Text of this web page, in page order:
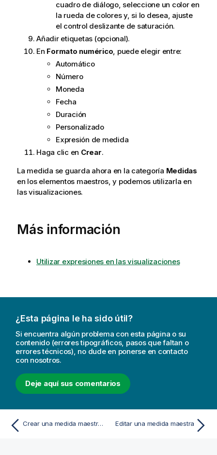
cuadro de diálogo, seleccione un color en
la rueda de colores y, si lo desea, ajuste
el control deslizante de saturación.
Añadir etiquetas (opcional).
En Formato numérico, puede elegir entre:
Automático
Número
Moneda
Fecha
Duración
Personalizado
Expresión de medida
Haga clic en Crear.
La medida se guarda ahora en la categoría Medidas
en los elementos maestros, y podemos utilizarla en
las visualizaciones.
Más información
Utilizar expresiones en las visualizaciones
¿Esta página le ha sido útil?
Si encuentra algún problema con esta página o su
contenido (errores tipográficos, pasos que faltan o
errores técnicos), no dude en ponerse en contacto
con nosotros.
Deje aquí sus comentarios
Crear una medida maestra con una función de agregación común Editar una medida maestra